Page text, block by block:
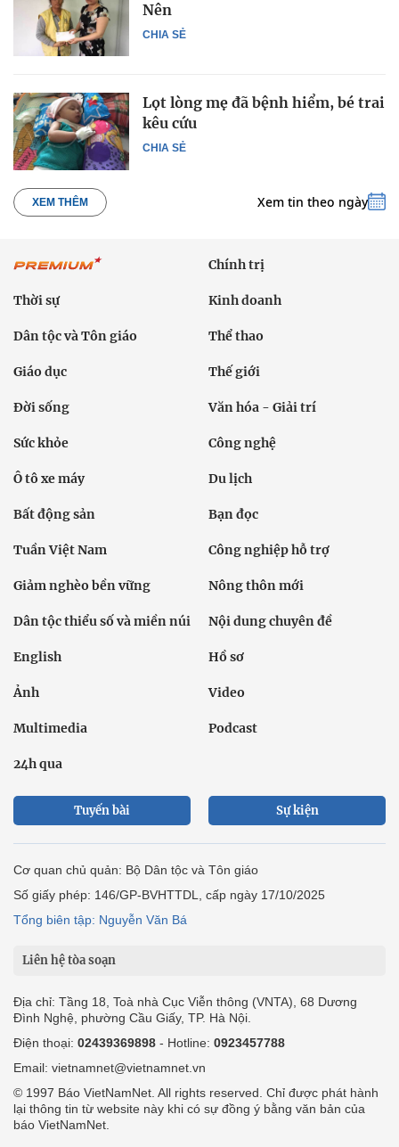
CHIA SẺ
Nên
CHIA SẺ
Lọt lòng mẹ đã bệnh hiểm, bé trai
kêu cứu
XEM THÊM Xem tin theo ngày
Chính trị
Thời sự Kinh doanh
Dân tộc và Tôn giáo Thể thao
Giáo dục Thế giới
Đời sống Văn hóa - Giải trí
Sức khỏe Công nghệ
Ô tô xe máy Du lịch
Bất động sản Bạn đọc
Tuần Việt Nam Công nghiệp hỗ trợ
Giảm nghèo bền vững Nông thôn mới
Dân tộc thiểu số và miền núi Nội dung chuyên đề
English Hồ sơ
Ảnh Video
Multimedia Podcast
24h qua
Tuyến bài Sự kiện
Cơ quan chủ quản: Bộ Dân tộc và Tôn giáo
Số giấy phép: 146/GP-BVHTTDL, cấp ngày 17/10/2025
Tổng biên tập: Nguyễn Văn Bá
Liên hệ tòa soạn
Địa chỉ: Tầng 18, Toà nhà Cục Viễn thông (VNTA), 68 Dương
Đình Nghệ, phường Cầu Giấy, TP. Hà Nội.
Điện thoại: 02439369898 - Hotline: 0923457788
Email: vietnamnet@vietnamnet.vn
© 1997 Báo VietNamNet. All rights reserved. Chỉ được phát hành
lại thông tin từ website này khi có sự đồng ý bằng văn bản của
báo VietNamNet.